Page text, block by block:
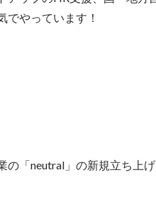
やっています！
の「neutral」の新規立ち上